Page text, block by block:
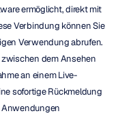
ermöglicht, direkt mit
Verbindung können Sie
Verwendung abrufen.
dem Ansehen
an einem Live-
sofortige Rückmeldung